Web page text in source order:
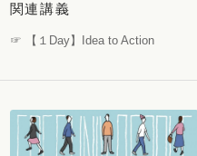
関連講義
☞ 【１Day】Idea to Action